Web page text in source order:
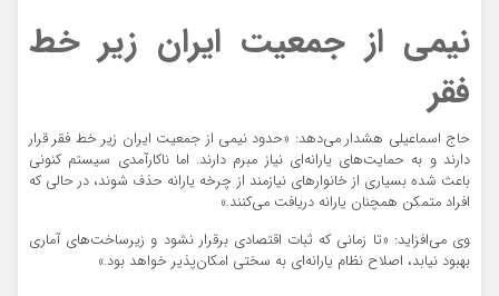
نیمی از جمعیت ایران زیر خط
فقر
حاج اسماعیلی هشدار می‌دهد: «حدود نیمی از جمعیت ایران زیر خط فقر قرار
دارند و به حمایت‌های یارانه‌ای نیاز مبرم دارند. اما ناکارآمدی سیستم کنونی
باعث شده بسیاری از خانوارهای نیازمند از چرخه یارانه حذف شوند، در حالی که
افراد متمکن همچنان یارانه دریافت می‌کنند.»
وی می‌افزاید: «تا زمانی که ثبات اقتصادی برقرار نشود و زیرساخت‌های آماری
بهبود نیابد، اصلاح نظام یارانه‌ای به سختی امکان‌پذیر خواهد بود.»